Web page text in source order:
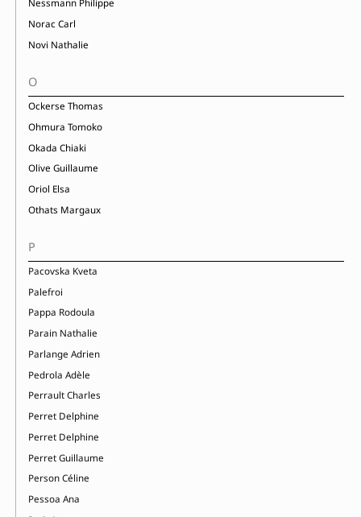
Nessmann Philippe
Norac Carl
Novi Nathalie
O
Ockerse Thomas
Ohmura Tomoko
Okada Chiaki
Olive Guillaume
Oriol Elsa
Othats Margaux
P
Pacovska Kveta
Palefroi
Pappa Rodoula
Parain Nathalie
Parlange Adrien
Pedrola Adèle
Perrault Charles
Perret Delphine
Perret Delphine
Perret Guillaume
Person Céline
Pessoa Ana